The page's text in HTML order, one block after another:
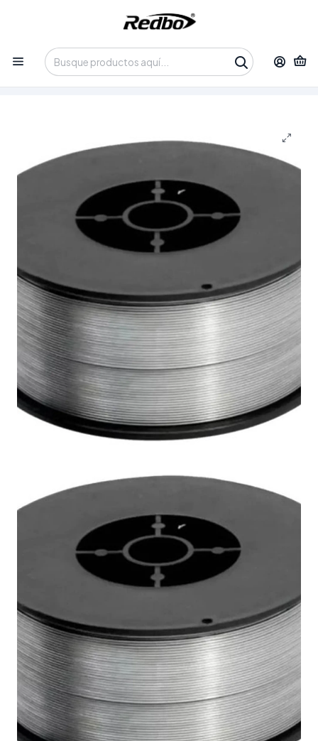
Tienda 100% Online con despacho a domicilio o retiro en
Oficina • Lun-Vie 09:30-14:00 / 15:00-17:30 • 📞 +56 9 3730 2311
Insumos y Accesorios
Alambres para Soldaduras
Alambre de Soldadura FLUX E71T-GS Redbo (Sin Gas,